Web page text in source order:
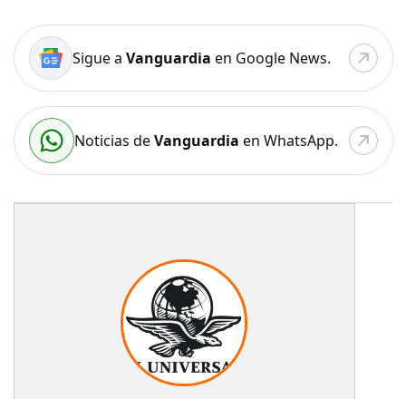
Sigue a Vanguardia en Google News.
Noticias deVanguardia en WhatsApp.